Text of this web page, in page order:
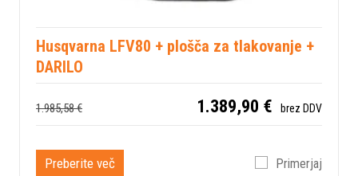
Husqvarna LFV80 + plošča za tlakovanje +
DARILO
1.985,58 € 1.389,90 € brez DDV
Preberite več Primerjaj